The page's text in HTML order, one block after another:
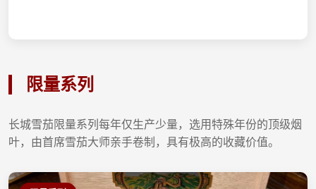
限量系列
长城雪茄限量系列每年仅生产少量，选用特殊年份的顶级烟
叶，由首席雪茄大师亲手卷制，具有极高的收藏价值。